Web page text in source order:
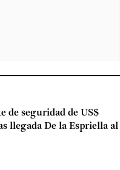
de seguridad de US$
llegada De la Espriella al